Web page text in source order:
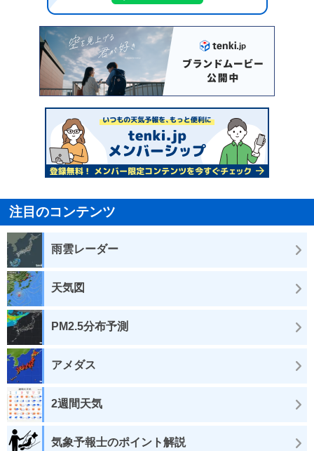
注目のコンテンツ
雨雲レーダー
天気図
PM2.5分布予測
アメダス
2週間天気
気象予報士のポイント解説